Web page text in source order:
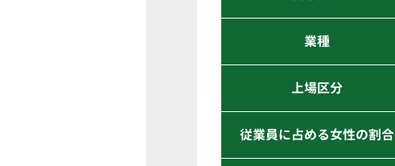
業種
上場区分
従業員に占める女性の割合